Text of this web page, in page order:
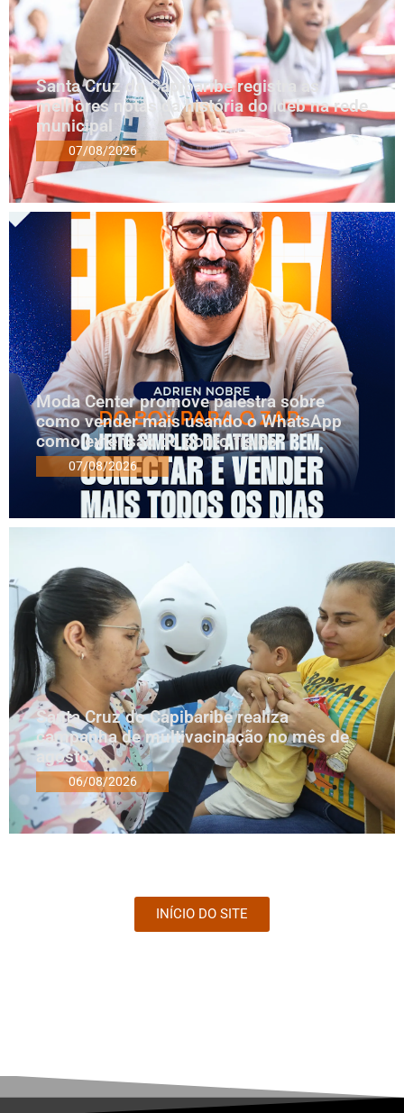
Santa Cruz do Capibaribe registra as
melhores notas da história do Ideb na rede
municipal
07/08/2026
Moda Center promove palestra sobre
como vender mais usando o WhatsApp
como extensão do ponto físico
07/08/2026
Santa Cruz do Capibaribe realiza
campanha de multivacinação no mês de
agosto
06/08/2026
INÍCIO DO SITE